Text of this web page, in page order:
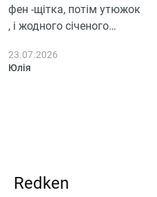
фен -щітка, потім утюжок
, і жодного січеного
волосся .
23.07.2026
Юлія
Redken